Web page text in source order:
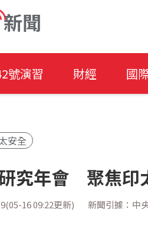
新聞
號演習 財經 國
安全
究年會 聚焦印
16 09:22更新) 新聞引據：中